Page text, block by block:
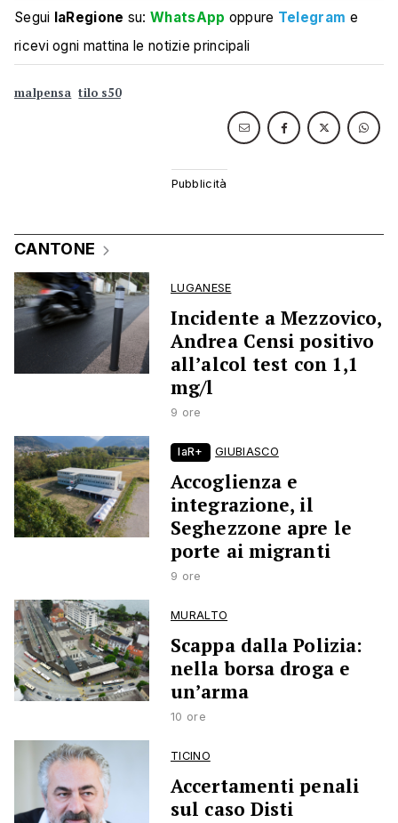
Segui laRegione su:WhatsApp oppure Telegram e
ricevi ogni mattina le notizie principali
malpensa tilo s50
CANTONE
LUGANESE
Incidente a Mezzovico,
Andrea Censi positivo
all’alcol test con 1,1
mg/l
9 ore
laR+ GIUBIASCO
Accoglienza e
integrazione, il
Seghezzone apre le
porte ai migranti
9 ore
MURALTO
Scappa dalla Polizia:
nella borsa droga e
un’arma
10 ore
TICINO
Accertamenti penali
sul caso Disti